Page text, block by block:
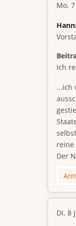
Mo.
Ich
...ich
reine
Der
Di. 8